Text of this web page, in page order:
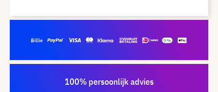
100% persoonlijk advies